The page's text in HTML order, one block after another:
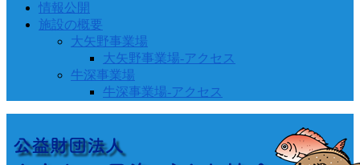
情報公開
施設の概要
大矢野事業場
大矢野事業場-アクセス
牛深事業場
牛深事業場-アクセス